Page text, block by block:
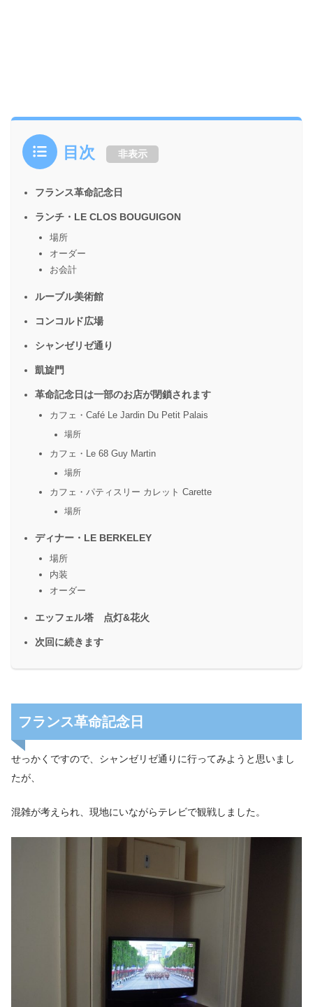
目次 非表示
フランス革命記念日
ランチ・LE CLOS BOUGUIGON
場所
オーダー
お会計
ルーブル美術館
コンコルド広場
シャンゼリゼ通り
凱旋門
革命記念日は一部のお店が閉鎖されます
カフェ・Café Le Jardin Du Petit Palais
場所
カフェ・Le 68 Guy Martin
場所
カフェ・パティスリー カレット Carette
場所
ディナー・LE BERKELEY
場所
内装
オーダー
エッフェル塔 点灯&花火
次回に続きます
フランス革命記念日
せっかくですので、シャンゼリゼ通りに行ってみようと思いまし
たが、
混雑が考えられ、現地にいながらテレビで観戦しました。